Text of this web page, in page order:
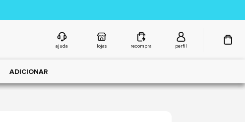
ajuda lojas recompra perfil
ADICIONAR